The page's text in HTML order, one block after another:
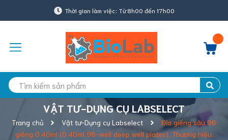
Thời gian làm việc: Từ 8h00 đến 17h00
VẬT TƯ-DỤNG CỤ LABSELECT
Trang chủ Vật tư-Dụng cụ Labselect
Đĩa giếng sâu 96
giếng 0.40ml (0.40ml 96-well deep well plates), Thương hiệu: